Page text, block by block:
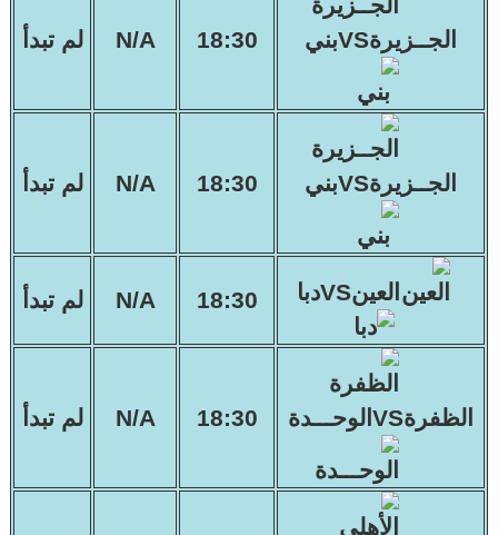
الجــزيرةVSبني 18:30
N/A لم تبدأ
الجــزيرةVSبني 18:30
N/A لم تبدأ
العينVSدبا 18:30
N/A لم تبدأ
الظفرةVSالوحـــدة 18:30
N/A لم تبدأ